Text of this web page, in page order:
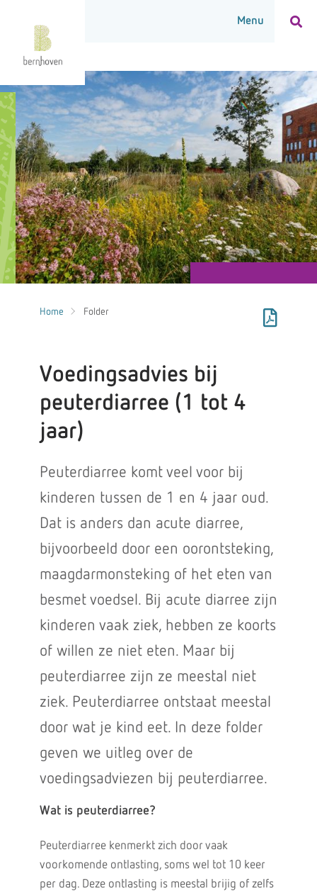
Home Folder
Voedingsadvies bij
peuterdiarree (1 tot 4
jaar)
Peuterdiarree komt veel voor bij
kinderen tussen de 1 en 4 jaar oud.
Dat is anders dan acute diarree,
bijvoorbeeld door een oorontsteking,
maagdarmonsteking of het eten van
besmet voedsel. Bij acute diarree zijn
kinderen vaak ziek, hebben ze koorts
of willen ze niet eten. Maar bij
peuterdiarree zijn ze meestal niet
ziek. Peuterdiarree ontstaat meestal
door wat je kind eet. In deze folder
geven we uitleg over de
voedingsadviezen bij peuterdiarree.
Wat is peuterdiarree?
Peuterdiarree kenmerkt zich door vaak
voorkomende ontlasting, soms wel tot 10 keer
per dag. Deze ontlasting is meestal brijig of zelfs